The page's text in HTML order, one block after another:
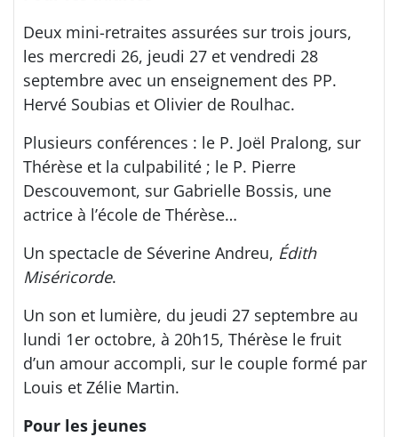
Deux mini-retraites assurées sur trois jours,
les mercredi 26, jeudi 27 et vendredi 28
septembre avec un enseignement des PP.
Hervé Soubias et Olivier de Roulhac.
Plusieurs conférences : le P. Joël Pralong, sur
Thérèse et la culpabilité ; le P. Pierre
Descouvemont, sur Gabrielle Bossis, une
actrice à l’école de Thérèse…
Un spectacle de Séverine Andreu, Édith
Miséricorde.
Un son et lumière, du jeudi 27 septembre au
lundi 1er octobre, à 20h15, Thérèse le fruit
d’un amour accompli, sur le couple formé par
Louis et Zélie Martin.
Pour les jeunes